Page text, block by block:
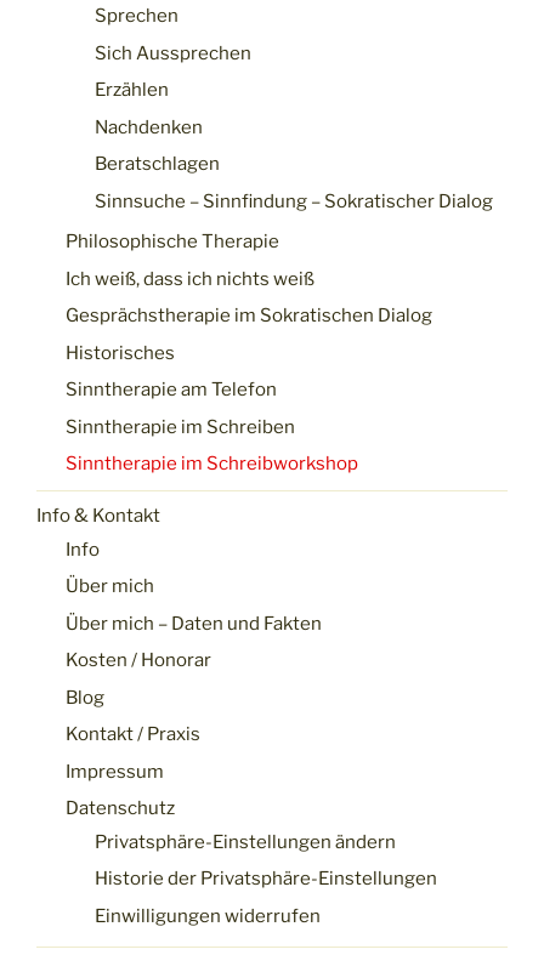
Sprechen
Sich Aussprechen
Erzählen
Nachdenken
Beratschlagen
Sinnsuche – Sinnfindung – Sokratischer Dialog
Philosophische Therapie
Ich weiß, dass ich nichts weiß
Gesprächstherapie im Sokratischen Dialog
Historisches
Sinntherapie am Telefon
Sinntherapie im Schreiben
Sinntherapie im Schreibworkshop
Info & Kontakt
Info
Über mich
Über mich – Daten und Fakten
Kosten / Honorar
Blog
Kontakt / Praxis
Impressum
Datenschutz
Privatsphäre-Einstellungen ändern
Historie der Privatsphäre-Einstellungen
Einwilligungen widerrufen